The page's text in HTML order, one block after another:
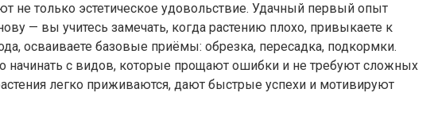
не только эстетическое удовольствие. Удачный первый опыт
— вы учитесь замечать, когда растению плохо, привыкаете к
осваиваете базовые приёмы: обрезка, пересадка, подкормки.
начинать с видов, которые прощают ошибки и не требуют сложных
легко приживаются, дают быстрые успехи и мотивируют